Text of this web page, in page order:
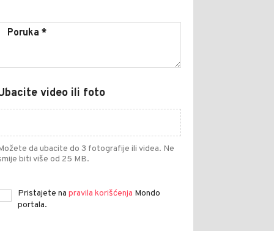
video ili foto
da ubacite do 3 fotografije ili videa. Ne
biti više od 25 MB.
Pristajete na pravila korišćenja Mondo
portala.